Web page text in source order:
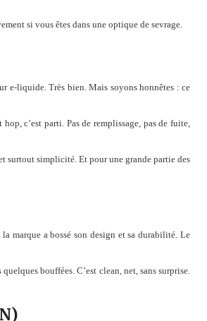
si vous êtes dans une optique de sevrage.
e-liquide. Très bien. Mais soyons honnêtes : ce
c’est parti. Pas de remplissage, pas de fuite,
surtout simplicité. Et pour une grande partie des
marque a bossé son design et sa durabilité. Le
bouffées. C’est clean, net, sans surprise.